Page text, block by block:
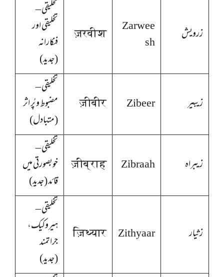
زرویش
Zarwee
sh
ज़रवीश
تخلیقی –
تخلیقی اور
فنکارانہ
(جدید)
زیبیر Zibeer
ज़ीबीर
تخلیقی –
مضبوط و پُر اثر
(متبادل)
زیبراہ Zibraah
ज़ीब्राह
تخلیقی –
خوبصورتی میں
قائد (جدید)
زثیار Zithyaar
ज़िथ्यार
تخلیقی –
ہیروکیک،
جراتمند
(جدید)